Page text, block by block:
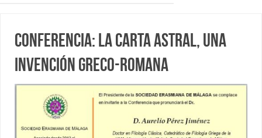
Conferencia: La carta astral, una
invención greco-romana